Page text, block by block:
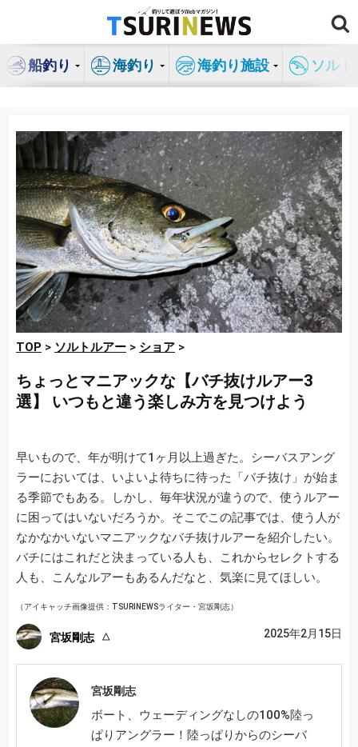
ン
船釣り 海釣り 海釣り施設 ソル
TOP > ソルトルアー > ショア >
ちょっとマニアックな【バチ抜けルアー3
選】 いつもと違う楽しみ方を見つけよう
早いもので、年が明けて1ヶ月以上過ぎた。シーバスアング
ラーにおいては、いよいよ待ちに待った「バチ抜け」が始ま
る季節でもある。しかし、毎年状況が違うので、使うルアー
に困ってはいないだろうか。そこでこの記事では、使う人が
なかなかいないマニアックなバチ抜けルアーを紹介したい。
バチにはこれだと決まっている人も、これからセレクトする
人も、こんなルアーもあるんだなと、気楽に見てほしい。
（アイキャッチ画像提供：TSURINEWSライター・宮坂剛志）
宮坂剛志 2025年2月15日
宮坂剛志
ボート、ウェーディングなしの100%陸っ
ぱりアングラー！陸っぱりからのシーバ